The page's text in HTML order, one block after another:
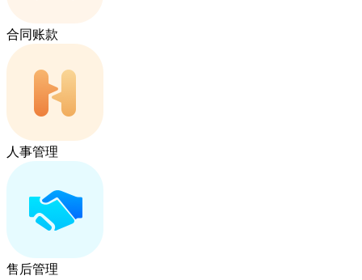
合同账款
人事管理
售后管理